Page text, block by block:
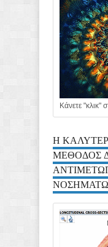
Κάνετε "κλικ"
Η
ΜΕΘΟΔΟΣ